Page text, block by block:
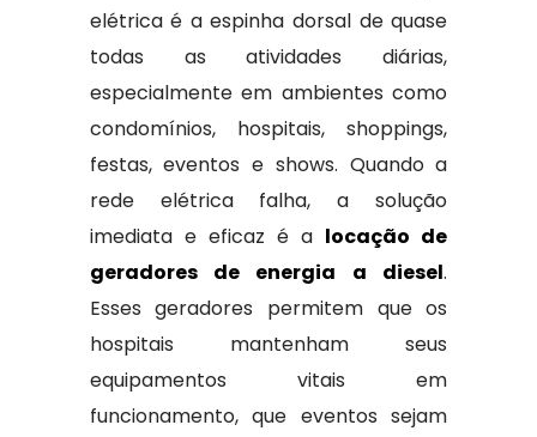
elétrica é a espinha dorsal de quase
todas as atividades diárias,
especialmente em ambientes como
condomínios, hospitais, shoppings,
festas, eventos e shows. Quando a
rede elétrica falha, a solução
imediata e eficaz é a locação de
geradores de energia a diesel.
Esses geradores permitem que os
hospitais mantenham seus
equipamentos vitais em
funcionamento, que eventos sejam